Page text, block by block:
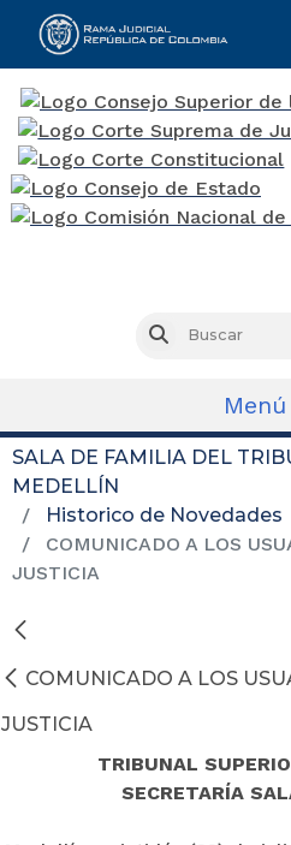
Buscar
Menú
SALA DE FAMILIA DEL
MEDELLÍN
Historico de Novedades
COMUNICADO A LOS
JUSTICIA
COMUNICADO A LOS
JUSTICIA
TRIBUNAL
SECRETARÍA